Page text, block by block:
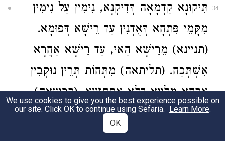
34
תִּיקוּנָא קַדְמָאָה דְּדִיקְנָא, נִימִין עַל נִימִין
מִקָּמֵי פִּתְחָא דְּאֻדְנִין עַד רֵישָׁא דְּפוּמָא.
(תניינא) מֵרֵישָׁא הַאי, עַד רֵישָׁא אַחֲרָא
אִשְׁתְּכַח. (תליתאה) מִתְּחוֹת תְּרֵין נוּקְבִין
אָרְחָא מַלְיָיא דְּלָא אִתְחַזְיָיא. (רביעאה)
עַלְעִין אִתְחַפְיָּין מֵהַאי גִּיסָא וּמֵהַאי גִּיסָא.
(חמישאה) בְּהוּ אִתְחַזְּיָין תַּפּוּחִין סוּמָקִין
We use cookies to give you the best experience possible on
our site. Click OK to continue using Sefaria. Learn More.
OK